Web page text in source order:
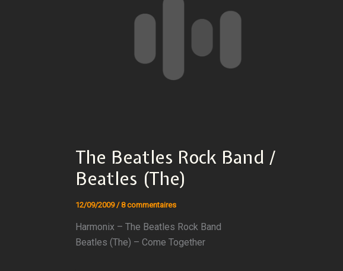
The Beatles Rock Band /
Beatles (The)
12/09/2009 /8 commentaires
Harmonix – The Beatles Rock Band
Beatles (The) – Come Together